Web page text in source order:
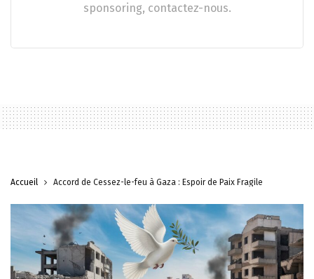
sponsoring, contactez-nous.
Accueil Accord de Cessez-le-feu à Gaza : Espoir de Paix Fragile